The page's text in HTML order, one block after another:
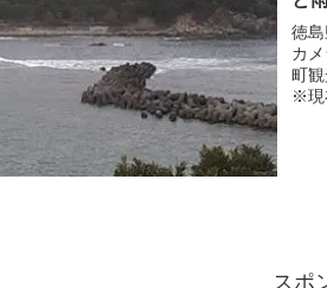
徳
カ
町
※現
スポ